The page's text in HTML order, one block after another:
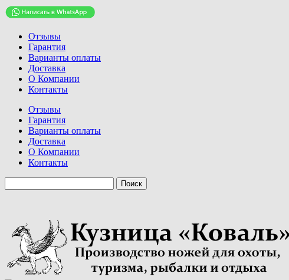
Отзывы
Гарантия
Варианты оплаты
Доставка
О Компании
Контакты
Отзывы
Гарантия
Варианты оплаты
Доставка
О Компании
Контакты